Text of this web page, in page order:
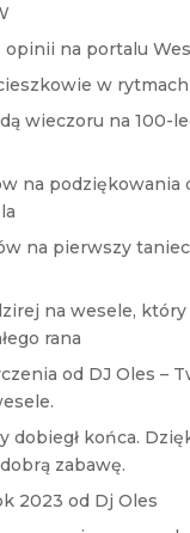
na portalu
w rytmach
wieczoru na 100-
na podziękowania
na pierwszy
na wesele,
rana
od DJ Oles –
dobiegł końca.
zabawę.
2023 od Dj Oles